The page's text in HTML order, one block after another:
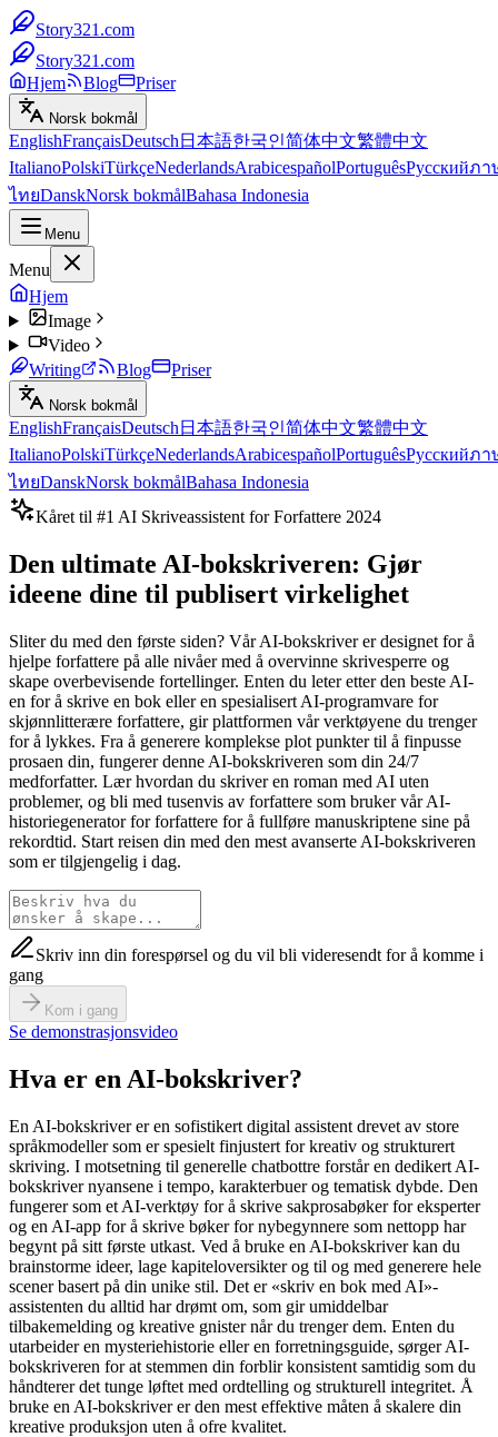
Story321.com
Story321.com
Hjem
Blog Priser
Norsk bokmål
EnglishFrançaisDeutsch 日本語한국인简体中文繁體中文
ItalianoPolskiTürkçeNederlandsArabicespañolPortuguêsРусскийภา
ไทยDanskNorsk bokmålBahasa Indonesia
Menu
Menu
Hjem
Image
Video
Writing
Blog Priser
Norsk bokmål
EnglishFrançaisDeutsch 日本語한국인简体中文繁體中文
ItalianoPolskiTürkçeNederlandsArabicespañolPortuguêsРусскийภา
ไทยDanskNorsk bokmålBahasa Indonesia
Kåret til #1 AI Skriveassistent for Forfattere 2024
Den ultimate AI-bokskriveren: Gjør
ideene dine til publisert virkelighet
Sliter du med den første siden? Vår AI-bokskriver er designet for å
hjelpe forfattere på alle nivåer med å overvinne skrivesperre og
skape overbevisende fortellinger. Enten du leter etter den beste AI-
en for å skrive en bok eller en spesialisert AI-programvare for
skjønnlitterære forfattere, gir plattformen vår verktøyene du trenger
for å lykkes. Fra å generere komplekse plot punkter til å finpusse
prosaen din, fungerer denne AI-bokskriveren som din 24/7
medforfatter. Lær hvordan du skriver en roman med AI uten
problemer, og bli med tusenvis av forfattere som bruker vår AI-
historiegenerator for forfattere for å fullføre manuskriptene sine på
rekordtid. Start reisen din med den mest avanserte AI-bokskriveren
som er tilgjengelig i dag.
Skriv inn din forespørsel og du vil bli videresendt for å komme i
gang
Kom i gang
Se demonstrasjonsvideo
Hva er en AI-bokskriver?
En AI-bokskriver er en sofistikert digital assistent drevet av store
språkmodeller som er spesielt finjustert for kreativ og strukturert
skriving. I motsetning til generelle chatbottre forstår en dedikert AI-
bokskriver nyansene i tempo, karakterbuer og tematisk dybde. Den
fungerer som et AI-verktøy for å skrive sakprosabøker for eksperter
og en AI-app for å skrive bøker for nybegynnere som nettopp har
begynt på sitt første utkast. Ved å bruke en AI-bokskriver kan du
brainstorme ideer, lage kapiteloversikter og til og med generere hele
scener basert på din unike stil. Det er «skriv en bok med AI»-
assistenten du alltid har drømt om, som gir umiddelbar
tilbakemelding og kreative gnister når du trenger dem. Enten du
utarbeider en mysteriehistorie eller en forretningsguide, sørger AI-
bokskriveren for at stemmen din forblir konsistent samtidig som du
håndterer det tunge løftet med ordtelling og strukturell integritet. Å
bruke en AI-bokskriver er den mest effektive måten å skalere din
kreative produksjon uten å ofre kvalitet.